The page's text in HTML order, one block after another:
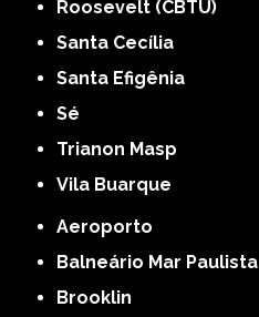
Roosevelt (CBTU)
Santa Cecília
Santa Efigênia
Sé
Trianon Masp
Vila Buarque
Aeroporto
Balneário Mar Paulista
Brooklin